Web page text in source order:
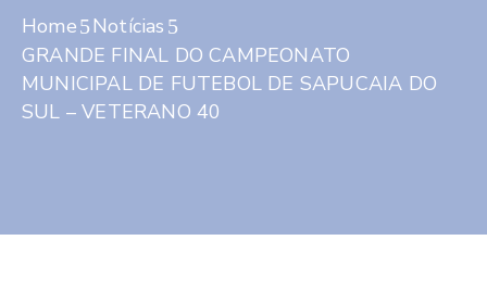
Home
Notícias
GRANDE FINAL DO CAMPEONATO
MUNICIPAL DE FUTEBOL DE SAPUCAIA DO
SUL – VETERANO 40